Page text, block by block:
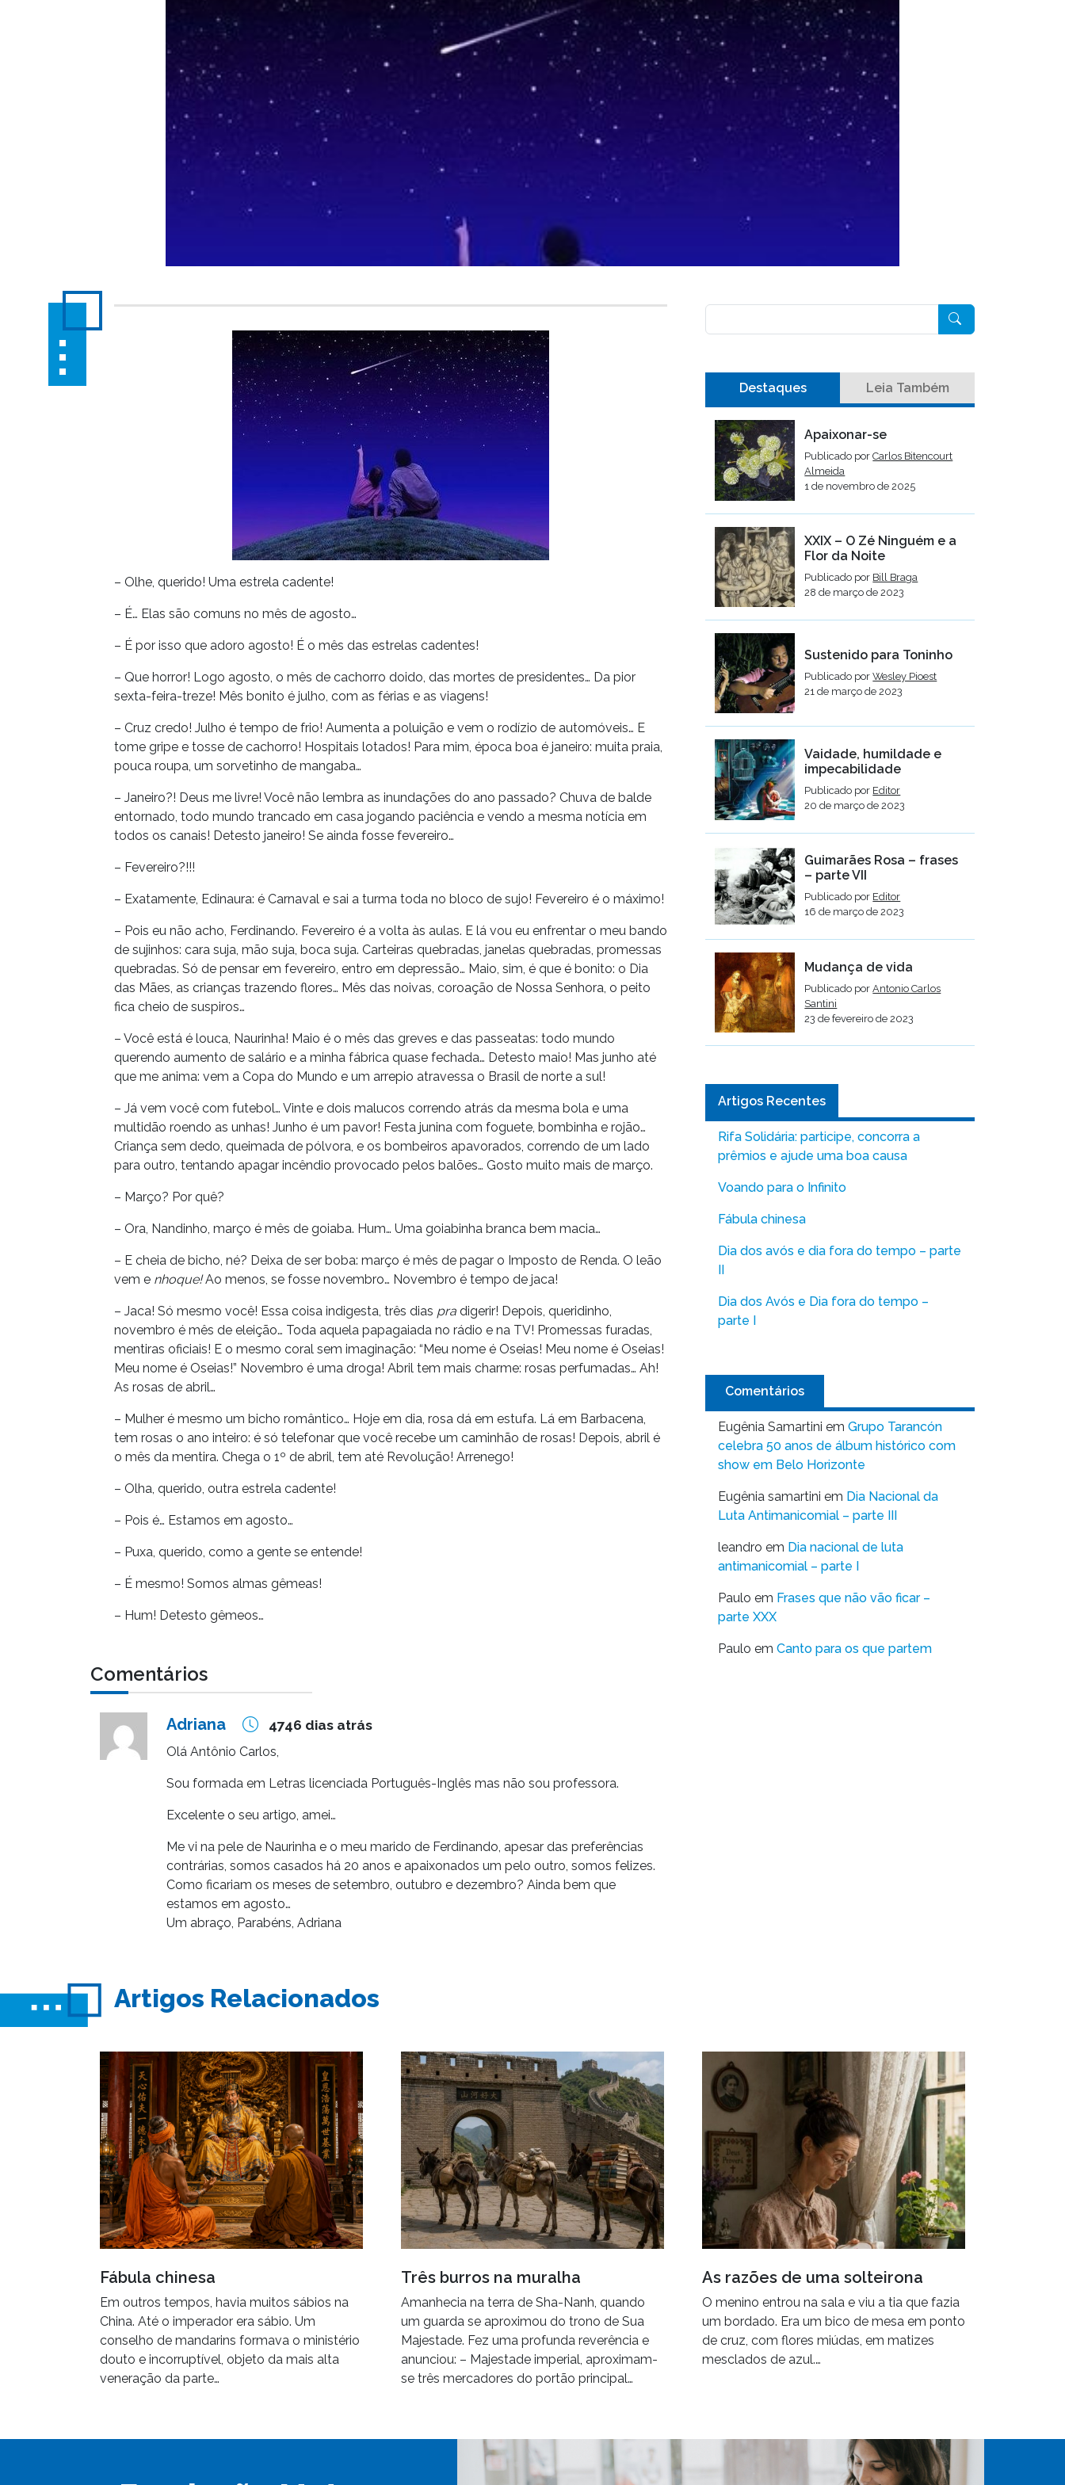
– Olhe, querido! Uma estrela cadente!
– É… Elas são comuns no mês de agosto…
– É por isso que adoro agosto! É o mês das estrelas cadentes!
– Que horror! Logo agosto, o mês de cachorro doido, das mortes de presidentes… Da pior
sexta-feira-treze! Mês bonito é julho, com as férias e as viagens!
– Cruz credo! Julho é tempo de frio! Aumenta a poluição e vem o rodízio de automóveis… E
tome gripe e tosse de cachorro! Hospitais lotados! Para mim, época boa é janeiro: muita praia,
pouca roupa, um sorvetinho de mangaba…
– Janeiro?! Deus me livre! Você não lembra as inundações do ano passado? Chuva de balde
entornado, todo mundo trancado em casa jogando paciência e vendo a mesma notícia em
todos os canais! Detesto janeiro! Se ainda fosse fevereiro…
– Fevereiro?!!!
– Exatamente, Edinaura: é Carnaval e sai a turma toda no bloco de sujo! Fevereiro é o máximo!
– Pois eu não acho, Ferdinando. Fevereiro é a volta às aulas. E lá vou eu enfrentar o meu bando
de sujinhos: cara suja, mão suja, boca suja. Carteiras quebradas, janelas quebradas, promessas
quebradas. Só de pensar em fevereiro, entro em depressão… Maio, sim, é que é bonito: o Dia
das Mães, as crianças trazendo flores… Mês das noivas, coroação de Nossa Senhora, o peito
fica cheio de suspiros…
– Você está é louca, Naurinha! Maio é o mês das greves e das passeatas: todo mundo
querendo aumento de salário e a minha fábrica quase fechada… Detesto maio! Mas junho até
que me anima: vem a Copa do Mundo e um arrepio atravessa o Brasil de norte a sul!
– Já vem você com futebol… Vinte e dois malucos correndo atrás da mesma bola e uma
multidão roendo as unhas! Junho é um pavor! Festa junina com foguete, bombinha e rojão…
Criança sem dedo, queimada de pólvora, e os bombeiros apavorados, correndo de um lado
para outro, tentando apagar incêndio provocado pelos balões… Gosto muito mais de março.
– Março? Por quê?
– Ora, Nandinho, março é mês de goiaba. Hum… Uma goiabinha branca bem macia…
– E cheia de bicho, né? Deixa de ser boba: março é mês de pagar o Imposto de Renda. O leão
vem e nhoque!Ao menos, se fosse novembro… Novembro é tempo de jaca!
– Jaca! Só mesmo você! Essa coisa indigesta, três dias pra digerir! Depois, queridinho,
novembro é mês de eleição… Toda aquela papagaiada no rádio e na TV! Promessas furadas,
mentiras oficiais! E o mesmo coral sem imaginação: “Meu nome é Oseias! Meu nome é Oseias!
Meu nome é Oseias!” Novembro é uma droga! Abril tem mais charme: rosas perfumadas… Ah!
As rosas de abril…
– Mulher é mesmo um bicho romântico… Hoje em dia, rosa dá em estufa. Lá em Barbacena,
tem rosas o ano inteiro: é só telefonar que você recebe um caminhão de rosas! Depois, abril é
o mês da mentira. Chega o 1º de abril, tem até Revolução! Arrenego!
– Olha, querido, outra estrela cadente!
– Pois é… Estamos em agosto…
– Puxa, querido, como a gente se entende!
– É mesmo! Somos almas gêmeas!
– Hum! Detesto gêmeos…
Comentários
Adriana 4746 dias atrás
Olá Antônio Carlos,
Sou formada em Letras licenciada Português-Inglês mas não sou professora.
Excelente o seu artigo, amei…
Me vi na pele de Naurinha e o meu marido de Ferdinando, apesar das preferências
contrárias, somos casados há 20 anos e apaixonados um pelo outro, somos felizes.
Como ficariam os meses de setembro, outubro e dezembro? Ainda bem que
estamos em agosto…
Um abraço, Parabéns, Adriana
Destaques Leia Também
Apaixonar-se
Publicado porCarlos Bitencourt
Almeida
1 de novembro de 2025
XXIX – O Zé Ninguém e a
Flor da Noite
Publicado por Bill Braga
28 de março de 2023
Sustenido para Toninho
Publicado porWesley Pioest
21 de março de 2023
Vaidade, humildade e
impecabilidade
Publicado por Editor
20 de março de 2023
Guimarães Rosa – frases
– parte VII
Publicado por Editor
16 de março de 2023
Mudança de vida
Publicado porAntonio Carlos
Santini
23 de fevereiro de 2023
Artigos Recentes
Rifa Solidária: participe, concorra a
prêmios e ajude uma boa causa
Voando para o Infinito
Fábula chinesa
Dia dos avós e dia fora do tempo – parte
II
Dia dos Avós e Dia fora do tempo –
parte I
Comentários
Eugênia Samartini em Grupo Tarancón
celebra 50 anos de álbum histórico com
show em Belo Horizonte
Eugênia samartini em Dia Nacional da
Luta Antimanicomial – parte III
leandro em Dia nacional de luta
antimanicomial – parte I
Paulo em Frases que não vão ficar –
parte XXX
Paulo em Canto para os que partem
Artigos Relacionados
Fábula chinesa
Em outros tempos, havia muitos sábios na
China. Até o imperador era sábio. Um
conselho de mandarins formava o ministério
douto e incorruptível, objeto da mais alta
veneração da parte…
Três burros na muralha
Amanhecia na terra de Sha-Nanh, quando
um guarda se aproximou do trono de Sua
Majestade. Fez uma profunda reverência e
anunciou: – Majestade imperial, aproximam-
se três mercadores do portão principal…
As razões de uma solteirona
O menino entrou na sala e viu a tia que fazia
um bordado. Era um bico de mesa em ponto
de cruz, com flores miúdas, em matizes
mesclados de azul.…